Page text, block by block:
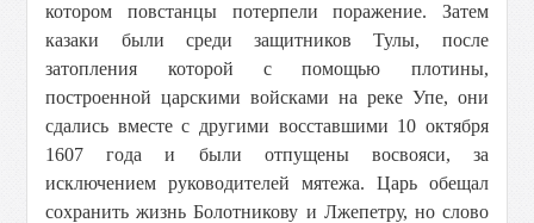
котором повстанцы потерпели поражение. Затем
казаки были среди защитников Тулы, после
затопления которой с помощью плотины,
построенной царскими войсками на реке Упе, они
сдались вместе с другими восставшими 10 октября
1607 года и были отпущены восвояси, за
исключением руководителей мятежа. Царь обещал
сохранить жизнь Болотникову и Лжепетру, но слово